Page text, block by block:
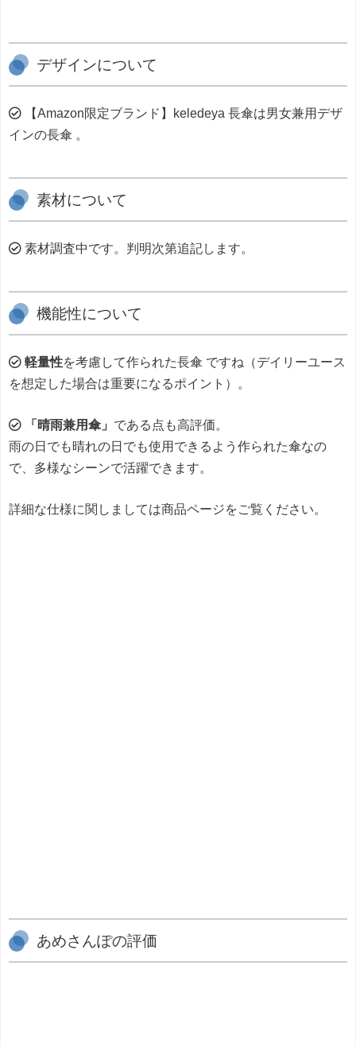
デザインについて
【Amazon限定ブランド】keledeya 長傘は男女兼用デザ
インの長傘 。
素材について
素材調査中です。判明次第追記します。
機能性について
軽量性を考慮して作られた長傘 ですね（デイリーユース
を想定した場合は重要になるポイント）。
「晴雨兼用傘」 である点も高評価。
雨の日でも晴れの日でも使用できるよう作られた傘なの
で、多様なシーンで活躍できます。
詳細な仕様に関しましては商品ページをご覧ください。
あめさんぽの評価